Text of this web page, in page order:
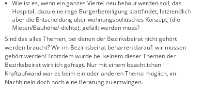
Wie ist es, wenn ein ganzes Viertel neu bebaut werden soll, das
Hospital, dazu eine rege Bürgerbeteiligung stattfindet, letztendlich
aber die Entscheidung über wohnungspolitisches Konzept, (die
Mieten/Bauhöhe/-dichte), gefällt werden muss?
Sind das alles Themen, bei denen der Bezirksbeirat nicht gehört
werden braucht? Wir im Bezirksbeirat beharren darauf: wir müssen
gehört werden! Trotzdem wurde bei keinem dieser Themen der
Bezirksbeirat wirklich gefragt. Nur mit einem beachtlichen
Kraftaufwand war es beim ein oder anderen Thema möglich, im
Nachhinein doch noch eine Beratung zu erzwingen.